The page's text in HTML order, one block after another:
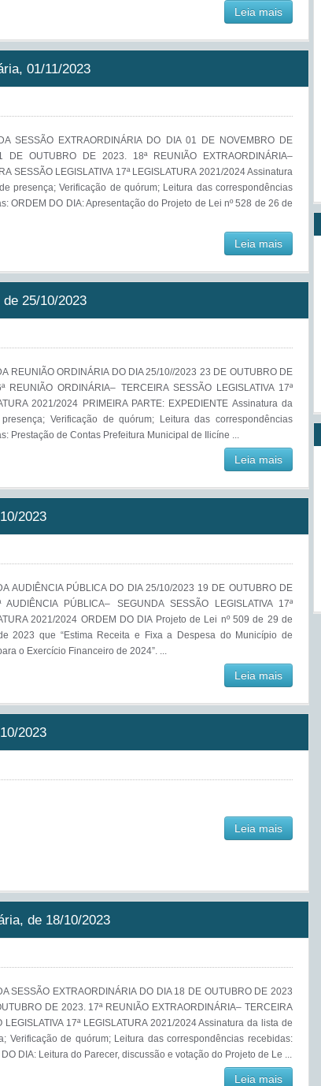
Leia mais
01/11/2023
SESSÃO EXTRAORDINÁRIA DO DIA 01 DE NOVEMBRO DE
DE OUTUBRO DE 2023. 18ª REUNIÃO EXTRAORDINÁRIA–
SESSÃO LEGISLATIVA 17ª LEGISLATURA 2021/2024 Assinatura
presença; Verificação de quórum; Leitura das correspondências
ORDEM DO DIA: Apresentação do Projeto de Lei nº 528 de 26 de
Leia mais
25/10/2023
REUNIÃO ORDINÁRIA DO DIA 25/10//2023 23 DE OUTUBRO DE
REUNIÃO ORDINÁRIA– TERCEIRA SESSÃO LEGISLATIVA 17ª
2021/2024 PRIMEIRA PARTE: EXPEDIENTE Assinatura da
Verificação de quórum; Leitura das correspondências
Prestação de Contas Prefeitura Municipal de Ilicíne ...
Leia mais
2023
AUDIÊNCIA PÚBLICA DO DIA 25/10/2023 19 DE OUTUBRO DE
AUDIÊNCIA PÚBLICA– SEGUNDA SESSÃO LEGISLATIVA 17ª
2021/2024 ORDEM DO DIA Projeto de Lei nº 509 de 29 de
2023 que “Estima Receita e Fixa a Despesa do Município de
o Exercício Financeiro de 2024”. ...
Leia mais
2023
Leia mais
de 18/10/2023
SESSÃO EXTRAORDINÁRIA DO DIA 18 DE OUTUBRO DE 2023
DE 2023. 17ª REUNIÃO EXTRAORDINÁRIA– TERCEIRA
LEGISLATIVA 17ª LEGISLATURA 2021/2024 Assinatura da lista de
Verificação de quórum; Leitura das correspondências recebidas:
DIA: Leitura do Parecer, discussão e votação do Projeto de Le ...
Leia mais